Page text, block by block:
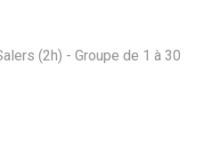
(2h) - Groupe de 1 à 30